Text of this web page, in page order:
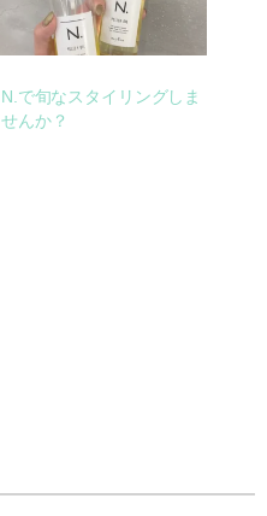
N.で旬なスタイリングしま
せんか？